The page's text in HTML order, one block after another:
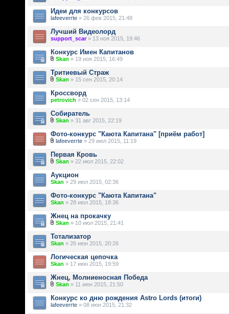
Идеи для конкурсов
lafeeverrte » 26 фев 2015, 21:48
Лучший Видеолорд
support_scar» 13 ноя 2015, 19:46
Конкурс Имен Капитанов
Skan » 19 ноя 2015, 16:49
Тритиевый Страж
Skan » 15 сен 2015, 20:14
Кроссворд
petrovich » 02 сен 2015, 13:14
Собиратель
Skan » 31 авг 2015, 22:19
Фото-конкурс "Каюта Капитана" [приём работ]
lafeeverrte » 29 июл 2015, 11:19
Первая Кровь
Skan » 22 июл 2015, 22:02
Аукцион
Skan » 29 июл 2015, 02:36
Фото-конкурс "Каюта Капитана"
Skan » 28 июл 2015, 18:36
Жнец на прокачку
Skan » 10 июл 2015, 21:41
Тотализатор
Skan » 26 июн 2015, 20:26
Логическая цепочка
Skan » 17 июн 2015, 19:59
Жнец, Молниеносная Победа
Skan » 11 июн 2015, 21:50
Конкурс ко дню рождения Astro Lords (итоги)
lafeeverrte » 08 июн 2015, 21:32